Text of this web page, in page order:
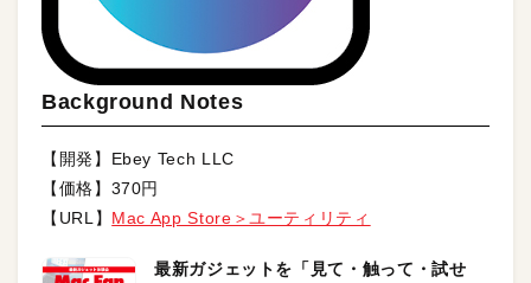
Background Notes
【開発】Ebey Tech LLC
【価格】370円
【URL】 Mac App Store＞ユーティリティ
最新ガジェットを「見て・触って・試せ